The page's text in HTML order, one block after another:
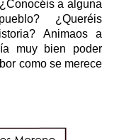
a alguna
¿Queréis
Animaos a
muy bien poder
como se merece